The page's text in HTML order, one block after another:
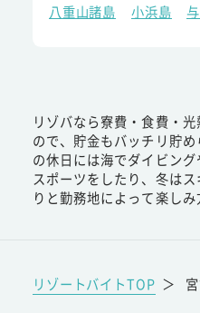
八重山諸島
小浜島
リゾバなら寮費・食費・
ので、貯金もバッチリ貯
の休日には海でダイビン
スポーツをしたり、冬は
りと勤務地によって楽しみ
リゾートバイトTOP ＞